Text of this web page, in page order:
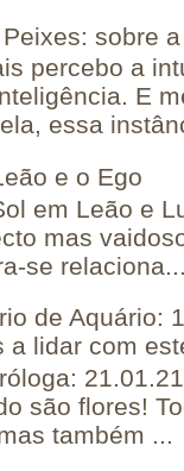
sobre
percebo a
E
essa
e o Ego
em Leão e
mas
se
de Aquário:
a lidar com
são flores!
também ...